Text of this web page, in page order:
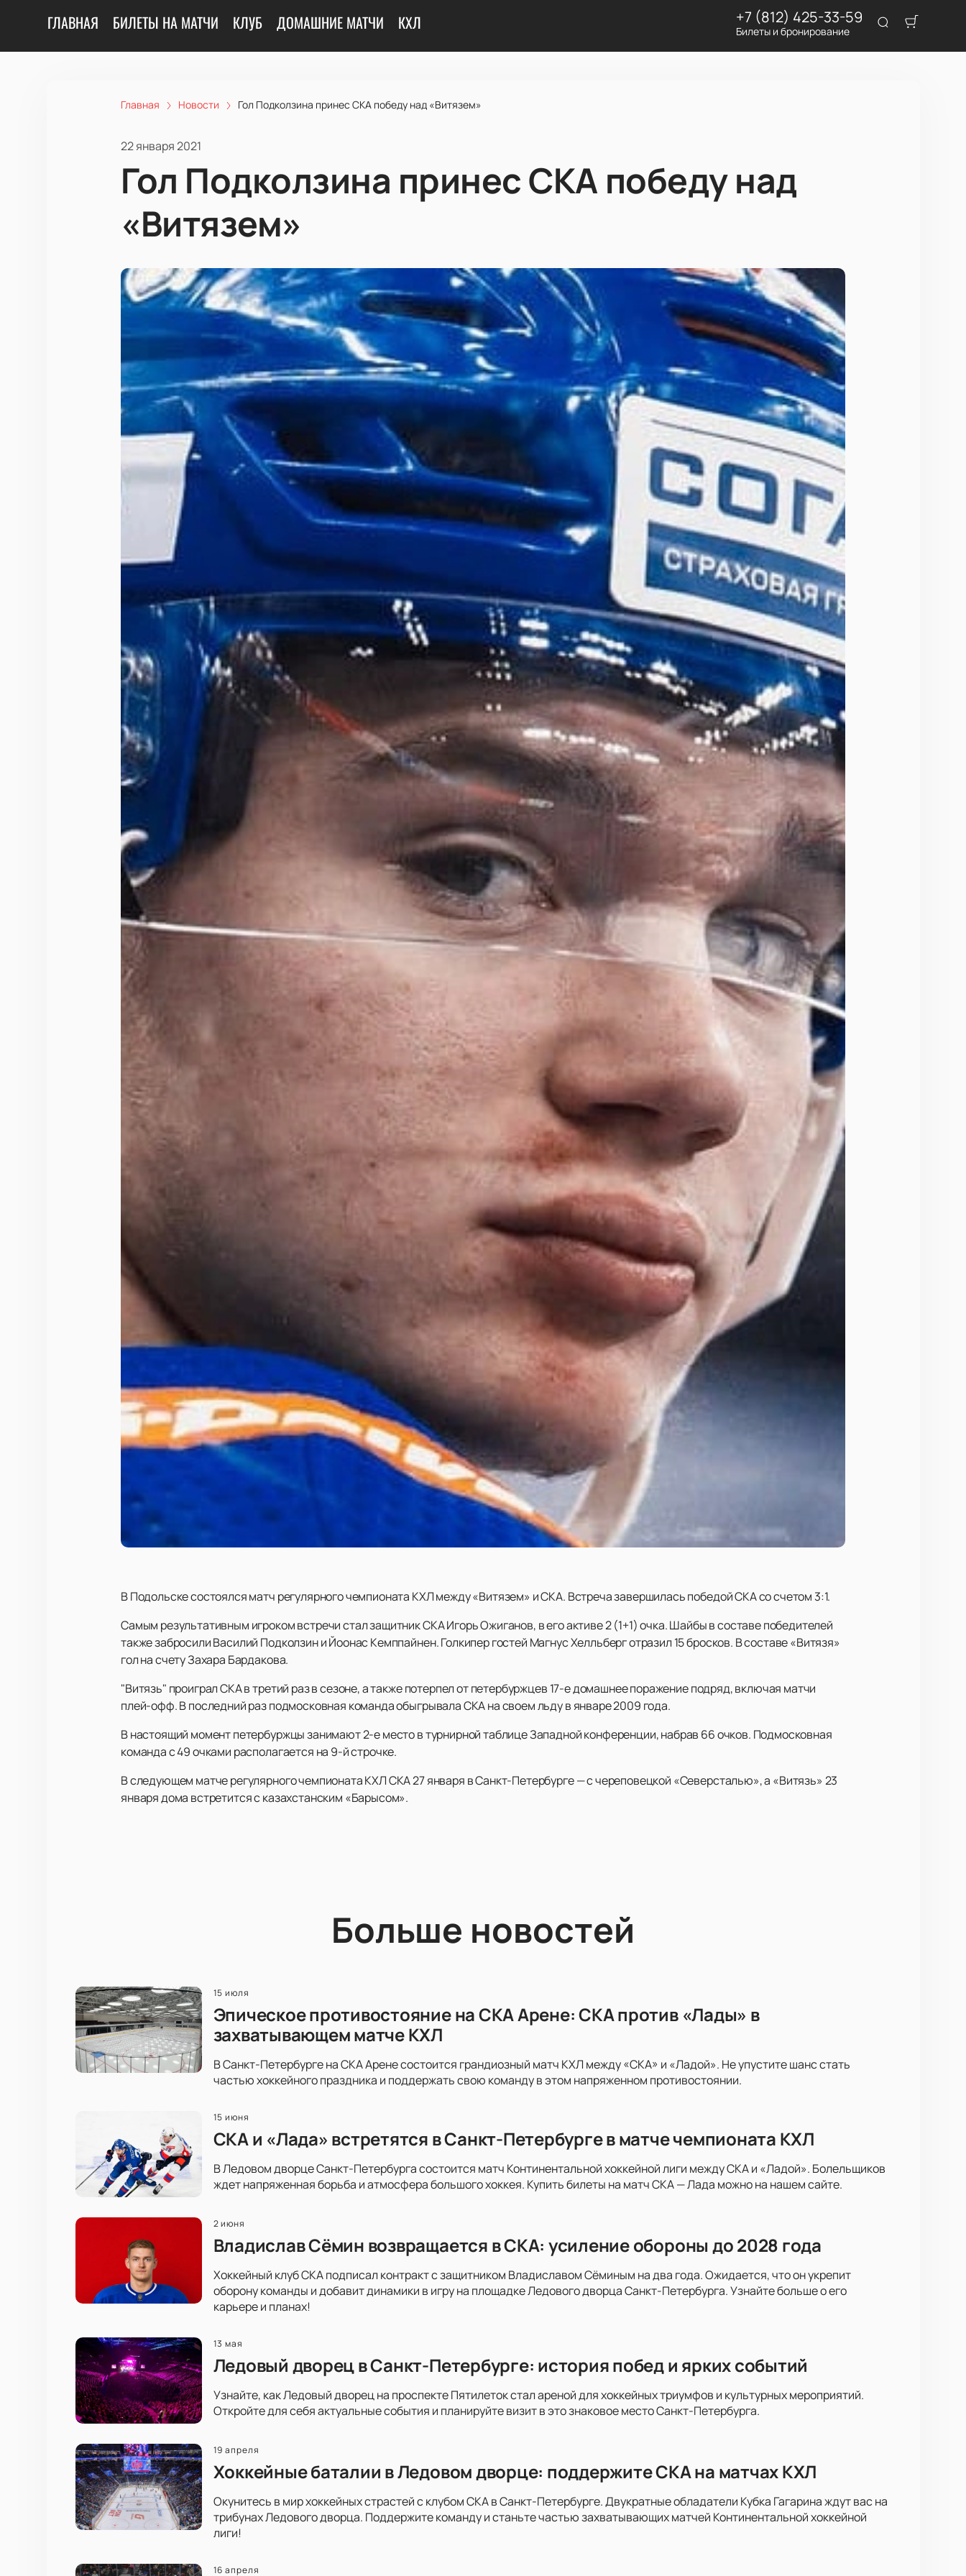
ГЛАВНАЯ БИЛЕТЫ НА МАТЧИ КЛУБ ДОМАШНИЕ МАТЧИ КХЛ +7 (812) 425-33-59
Билеты и бронирование
Главная Новости Гол Подколзина принес СКА победу над «Витязем»
22 января 2021
Гол Подколзина принес СКА победу над
«Витязем»
В Подольске состоялся матч регулярного чемпионата КХЛ между «Витязем» и СКА. Встреча завершилась победой СКА со счетом 3:1.
Самым результативным игроком встречи стал защитник СКА Игорь Ожиганов, в его активе 2 (1+1) очка. Шайбы в составе победителей
также забросили Василий Подколзин и Йоонас Кемппайнен. Голкипер гостей Магнус Хелльберг отразил 15 бросков. В составе «Витязя»
гол на счету Захара Бардакова.
"Витязь" проиграл СКА в третий раз в сезоне, а также потерпел от петербуржцев 17-е домашнее поражение подряд, включая матчи
плей-офф. В последний раз подмосковная команда обыгрывала СКА на своем льду в январе 2009 года.
В настоящий момент петербуржцы занимают 2-е место в турнирной таблице Западной конференции, набрав 66 очков. Подмосковная
команда с 49 очками располагается на 9-й строчке.
В следующем матче регулярного чемпионата КХЛ СКА 27 января в Санкт-Петербурге — с череповецкой «Северсталью», а «Витязь» 23
января дома встретится с казахстанским «Барысом».
Больше новостей
15 июля
Эпическое противостояние на СКА Арене: СКА против «Лады» в
захватывающем матче КХЛ
В Санкт-Петербурге на СКА Арене состоится грандиозный матч КХЛ между «СКА» и «Ладой». Не упустите шанс стать
частью хоккейного праздника и поддержать свою команду в этом напряженном противостоянии.
15 июня
СКА и «Лада» встретятся в Санкт-Петербурге в матче чемпионата КХЛ
В Ледовом дворце Санкт-Петербурга состоится матч Континентальной хоккейной лиги между СКА и «Ладой». Болельщиков
ждет напряженная борьба и атмосфера большого хоккея. Купить билеты на матч СКА — Лада можно на нашем сайте.
2 июня
Владислав Сёмин возвращается в СКА: усиление обороны до 2028 года
Хоккейный клуб СКА подписал контракт с защитником Владиславом Сёминым на два года. Ожидается, что он укрепит
оборону команды и добавит динамики в игру на площадке Ледового дворца Санкт-Петербурга. Узнайте больше о его
карьере и планах!
13 мая
Ледовый дворец в Санкт-Петербурге: история побед и ярких событий
Узнайте, как Ледовый дворец на проспекте Пятилеток стал ареной для хоккейных триумфов и культурных мероприятий.
Откройте для себя актуальные события и планируйте визит в это знаковое место Санкт-Петербурга.
19 апреля
Хоккейные баталии в Ледовом дворце: поддержите СКА на матчах КХЛ
Окунитесь в мир хоккейных страстей с клубом СКА в Санкт-Петербурге. Двукратные обладатели Кубка Гагарина ждут вас на
трибунах Ледового дворца. Поддержите команду и станьте частью захватывающих матчей Континентальной хоккейной
лиги!
16 апреля